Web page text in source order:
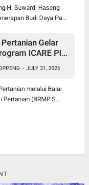
H. Suwardi Haseng
Budi Daya Pa...
Gelar
ICARE PIU
- JULY 21, 2026
melalui Balai
(BRMP S...